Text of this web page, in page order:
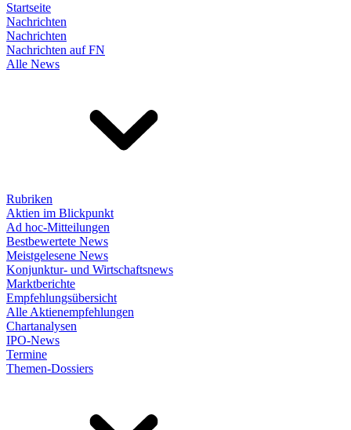
Startseite
Nachrichten
Nachrichten
Nachrichten auf FN
Alle News
Rubriken
Aktien im Blickpunkt
Ad hoc-Mitteilungen
Bestbewertete News
Meistgelesene News
Konjunktur- und Wirtschaftsnews
Marktberichte
Empfehlungsübersicht
Alle Aktienempfehlungen
Chartanalysen
IPO-News
Termine
Themen-Dossiers